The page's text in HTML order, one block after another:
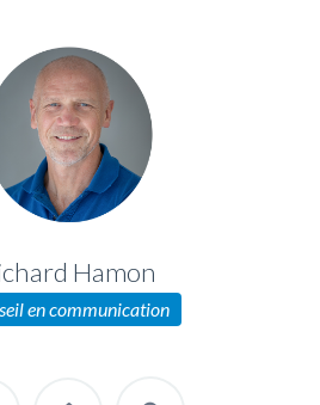
Hamon
en communication